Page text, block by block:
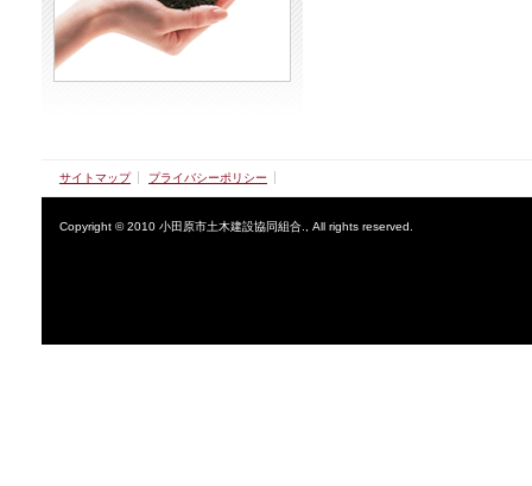
サイトマップ プライバシーポリシー
Copyright © 2010 小田原市土木建設協同組合., All rights reserved.